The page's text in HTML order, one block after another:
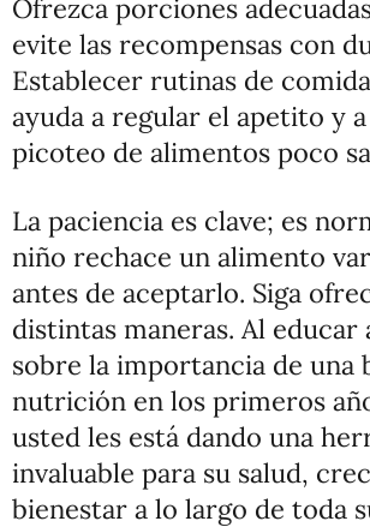
Ofrezca porciones
evite las recompensas con
Establecer rutinas de
ayuda a regular el apetito y
picoteo de alimentos poco
La paciencia es clave; es
niño rechace un alimento
antes de aceptarlo. Siga
distintas maneras. Al educar
sobre la importancia de una
nutrición en los primeros
usted les está dando una
invaluable para su salud,
bienestar a lo largo de toda